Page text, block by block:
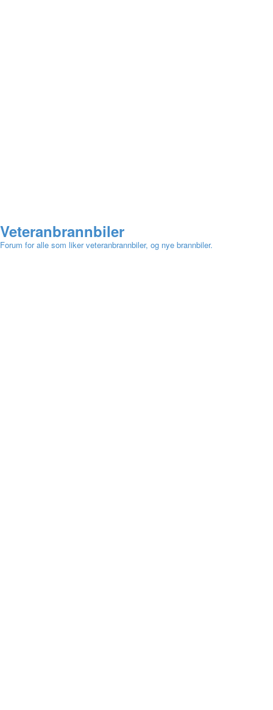
Veteranbrannbiler
Forum for alle som liker veteranbrannbiler, og nye brannbiler.